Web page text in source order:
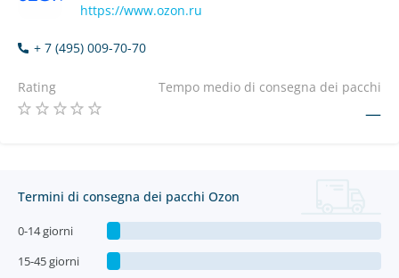
https://www.ozon.ru
+ 7 (495) 009-70-70
Rating Tempo medio di consegna dei pacchi
—
Termini di consegna dei pacchi Ozon
0-14 giorni
15-45 giorni